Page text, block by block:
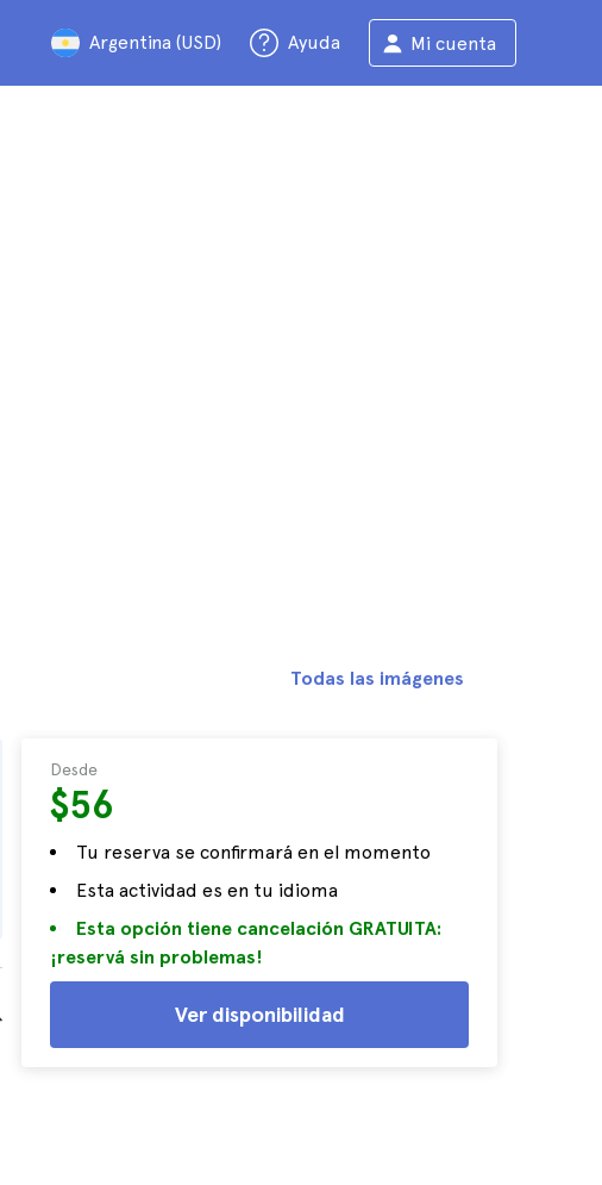
Argentina (USD) Ayuda Mi cuenta
Desde
$56
Tu reserva se confirmará en el momento
Esta actividad es en tu idioma
Esta opción tiene cancelación GRATUITA:
¡reservá sin problemas!
Ver disponibilidad
Todas las imágenes